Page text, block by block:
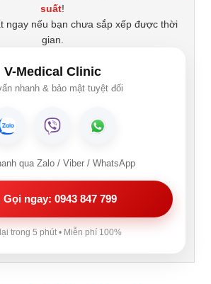
suất!
ngay nếu bạn chưa sắp xếp được thời
gian.
V-Medical Clinic
nhanh & bảo mật tuyệt đối
qua Zalo / Viber / WhatsApp
Gọi ngay: 0943 847 799
trong 5 phút • Miễn phí 100%